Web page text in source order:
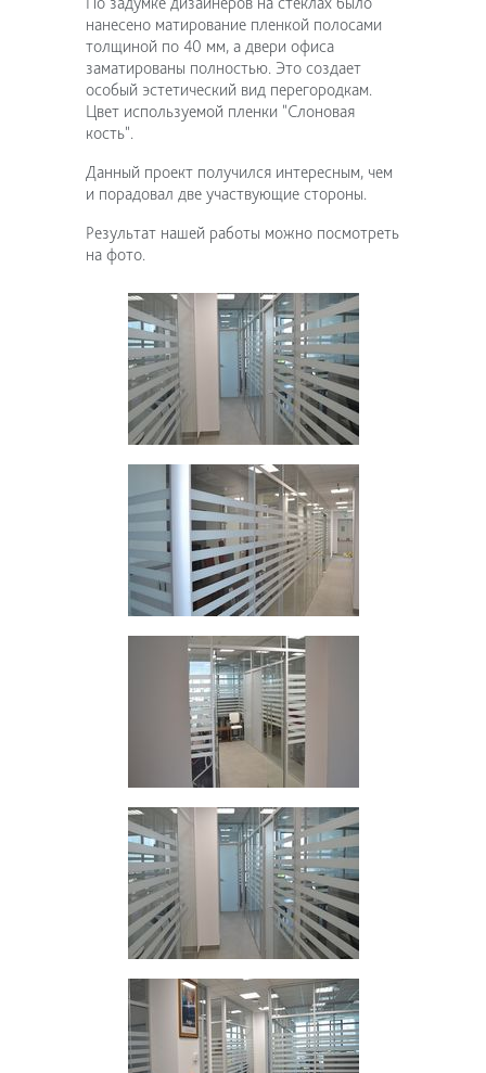
нанесено матирование пленкой полосами
толщиной по 40 мм, а двери офиса
заматированы полностью. Это создает
особый эстетический вид перегородкам.
Цвет используемой пленки "Слоновая
кость".
Данный проект получился интересным, чем
и порадовал две участвующие стороны.
Результат нашей работы можно посмотреть
на фото.